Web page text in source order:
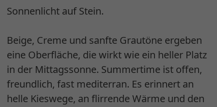
Sonnenlicht auf Stein.
Beige, Creme und sanfte Grautöne ergeben
eine Oberfläche, die wirkt wie ein heller Platz
in der Mittagssonne. Summertime ist offen,
freundlich, fast mediterran. Es erinnert an
helle Kieswege, an flirrende Wärme und den